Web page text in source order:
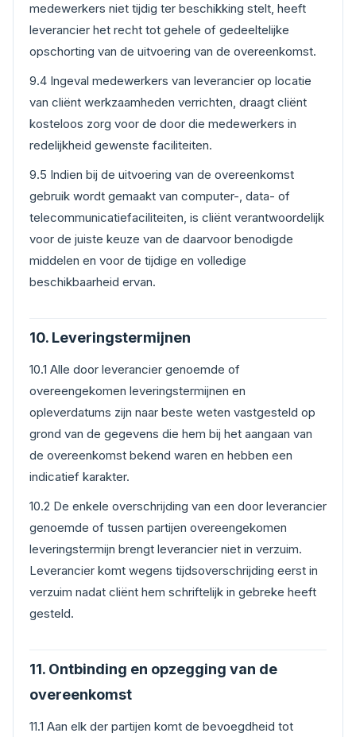
medewerkers niet tijdig ter beschikking stelt, heeft
leverancier het recht tot gehele of gedeeltelijke
opschorting van de uitvoering van de overeenkomst.
9.4 Ingeval medewerkers van leverancier op locatie
van cliënt werkzaamheden verrichten, draagt cliënt
kosteloos zorg voor de door die medewerkers in
redelijkheid gewenste faciliteiten.
9.5 Indien bij de uitvoering van de overeenkomst
gebruik wordt gemaakt van computer-, data- of
telecommunicatiefaciliteiten, is cliënt verantwoordelijk
voor de juiste keuze van de daarvoor benodigde
middelen en voor de tijdige en volledige
beschikbaarheid ervan.
10. Leveringstermijnen
10.1 Alle door leverancier genoemde of
overeengekomen leveringstermijnen en
opleverdatums zijn naar beste weten vastgesteld op
grond van de gegevens die hem bij het aangaan van
de overeenkomst bekend waren en hebben een
indicatief karakter.
10.2 De enkele overschrijding van een door leverancier
genoemde of tussen partijen overeengekomen
leveringstermijn brengt leverancier niet in verzuim.
Leverancier komt wegens tijdsoverschrijding eerst in
verzuim nadat cliënt hem schriftelijk in gebreke heeft
gesteld.
11. Ontbinding en opzegging van de
overeenkomst
11.1 Aan elk der partijen komt de bevoegdheid tot